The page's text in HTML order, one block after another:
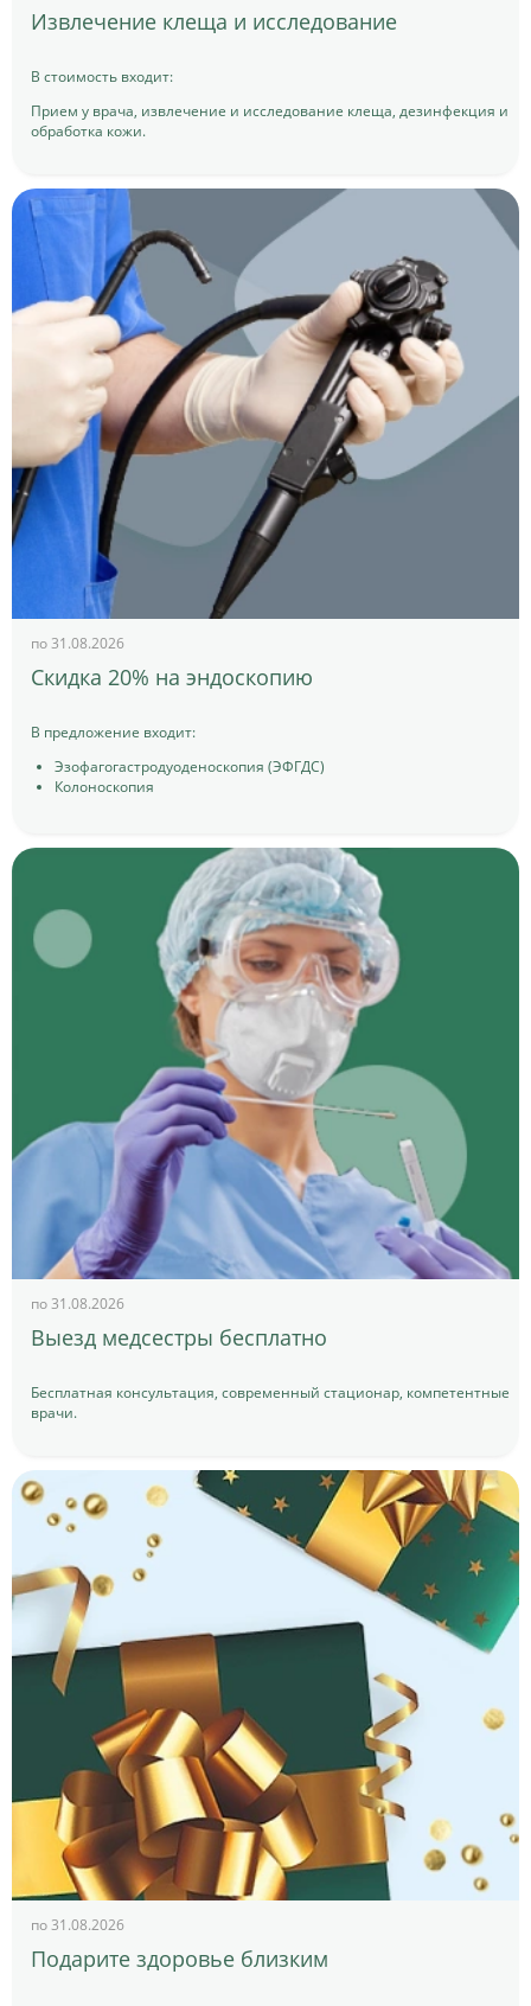
Извлечение клеща и исследование
В стоимость входит:
Прием у врача, извлечение и исследование клеща, дезинфекция и
обработка кожи.
по 31.08.2026
Скидка 20% на эндоскопию
В предложение входит:
Эзофагогастродуоденоскопия (ЭФГДС)
Колоноскопия
по 31.08.2026
Выезд медсестры бесплатно
Бесплатная консультация, современный стационар, компетентные
врачи.
по 31.08.2026
Подарите здоровье близким